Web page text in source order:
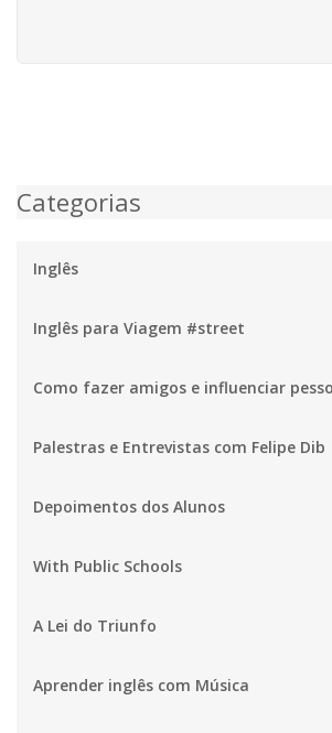
Categorias
Inglês
Inglês para Viagem #street
Como fazer amigos e influenciar
Palestras e Entrevistas com Felipe Dib
Depoimentos dos Alunos
With Public Schools
A Lei do Triunfo
Aprender inglês com Música